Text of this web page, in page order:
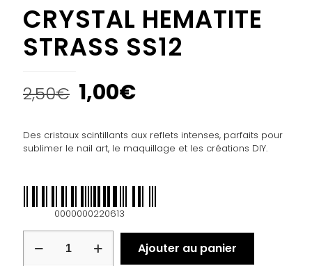
CRYSTAL HEMATITE
STRASS SS12
2,50€ 1,00€
Des cristaux scintillants aux reflets intenses, parfaits pour
sublimer le nail art, le maquillage et les créations DIY.
0000000220613
Ajouter au panier